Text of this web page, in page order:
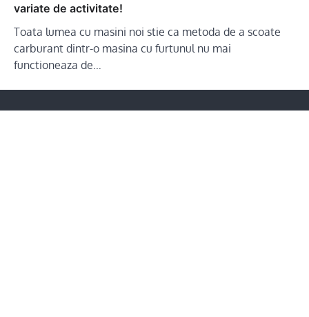
variate de activitate!
Toata lumea cu masini noi stie ca metoda de a scoate
carburant dintr-o masina cu furtunul nu mai
functioneaza de…